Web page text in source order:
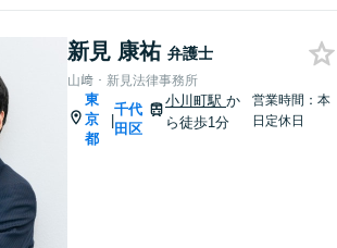
新見 康祐 弁護士
山﨑・新見法律事務所
東
京
都
|
千代
田区
小川町駅か
ら徒歩1分
営業時間：本
日定休日